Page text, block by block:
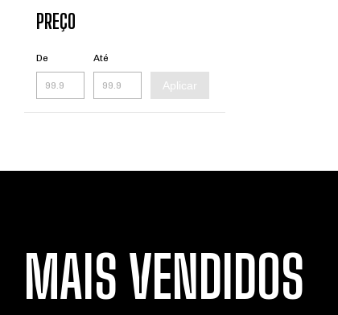
PREÇO
De Até
Aplicar
MAIS VENDIDOS